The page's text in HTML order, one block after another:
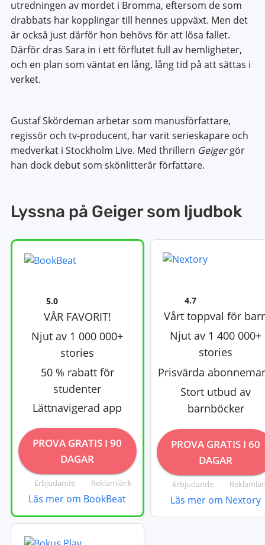
utredningen av mordet i Bromma, eftersom de som
drabbats har kopplingar till hennes uppväxt. Men det
är också just därför hon behövs för att lösa fallet.
Därför dras Sara in i ett förflutet full av hemligheter,
och en plan som väntat en lång, lång tid på att sättas i
verket.
Gustaf Skördeman arbetar som manusförfattare,
regissör och tv-producent, har varit serieskapare och
medverkat i Stockholm Live. Med thrillern Geigergör
han dock debut som skönlitterär författare.
Lyssna på Geiger som ljudbok
4.7
Vårt toppval för
Njut av 1 400 000+
stories
Prisvärda
Stort utbud av
barnböcker
PROVA GRATIS I 60
DAGAR
Erbjudande
Läs mer om Nextory
5.0
VÅR FAVORIT!
Njut av 1 000 000+
stories
50 % rabatt för
studenter
Lättnavigerad app
PROVA GRATIS I 90
DAGAR
Erbjudande Reklamlänk
Läs mer om BookBeat